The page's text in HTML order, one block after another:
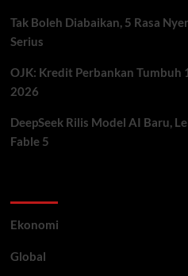
Tak Boleh Diabaikan, 5 Rasa
Serius
OJK: Kredit Perbankan Tumbuh
2026
DeepSeek Rilis Model AI Baru,
Fable 5
Ekonomi
Global